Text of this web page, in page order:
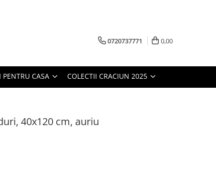
0720737771 0,00
CASA COLECTII CRACIUN 2025
40x120 cm, auriu